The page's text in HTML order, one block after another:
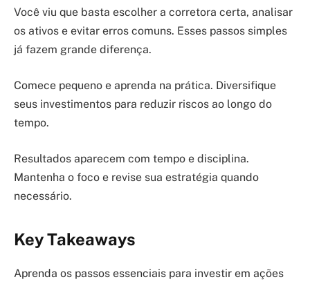
Você viu que basta escolher a corretora certa, analisar
os ativos e evitar erros comuns. Esses passos simples
já fazem grande diferença.
Comece pequeno e aprenda na prática. Diversifique
seus investimentos para reduzir riscos ao longo do
tempo.
Resultados aparecem com tempo e disciplina.
Mantenha o foco e revise sua estratégia quando
necessário.
Key Takeaways
Aprenda os passos essenciais para investir em ações